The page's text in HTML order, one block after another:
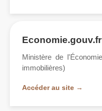
Economie.gouv.fr
Ministère de
immobilières)
Accéder au site →